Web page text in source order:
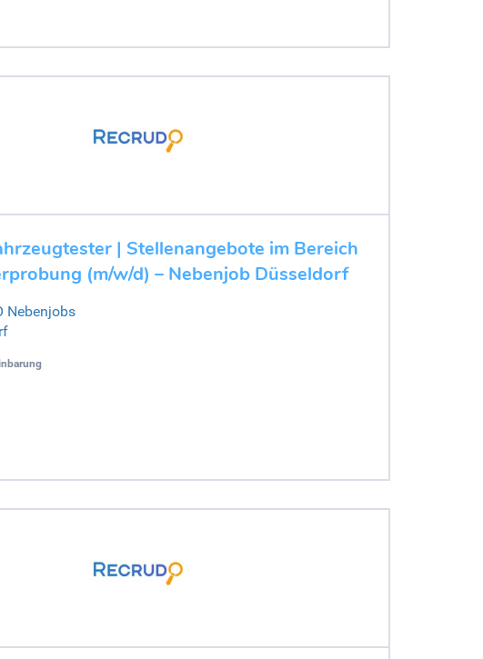
| Stellenangebote im Bereich
(m/w/d) – Nebenjob Düsseldorf
Nebenjobs